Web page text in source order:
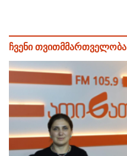
ჩვენი თვითმმართველობა